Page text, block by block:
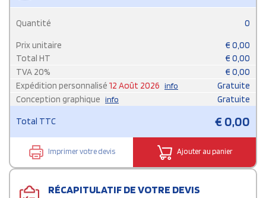
Quantité 0
Prix unitaire € 0,00
Total HT
€ 0,00
TVA 20% € 0,00
Expédition personnalisé 12 Août 2026 info
Gratuite
Conception graphique info Gratuite
Total TTC €0,00
Imprimer votre devis Ajouter au panier
RÉCAPITULATIF DE VOTRE DEVIS